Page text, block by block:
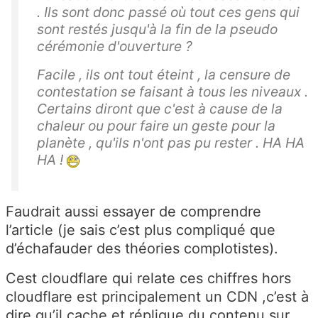
. Ils sont donc passé où tout ces gens qui
sont restés jusqu'à la fin de la pseudo
cérémonie d'ouverture ?
Facile , ils ont tout éteint , la censure de
contestation se faisant à tous les niveaux .
Certains diront que c'est à cause de la
chaleur ou pour faire un geste pour la
planète , qu'ils n'ont pas pu rester . HA HA
HA !
Faudrait aussi essayer de comprendre
l’article (je sais c’est plus compliqué que
d’échafauder des théories complotistes).
Cest cloudflare qui relate ces chiffres hors
cloudflare est principalement un CDN ,c’est à